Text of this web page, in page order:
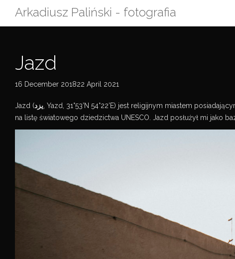
Arkadiusz Paliński - fotografia
Jazd
16 December 201822 April 2021
Jazd (یزد , Yazd, 31°53’N 54°22’E) jest religijnym miastem
na listę światowego dziedzictwa UNESCO. Jazd posłużył mi jako